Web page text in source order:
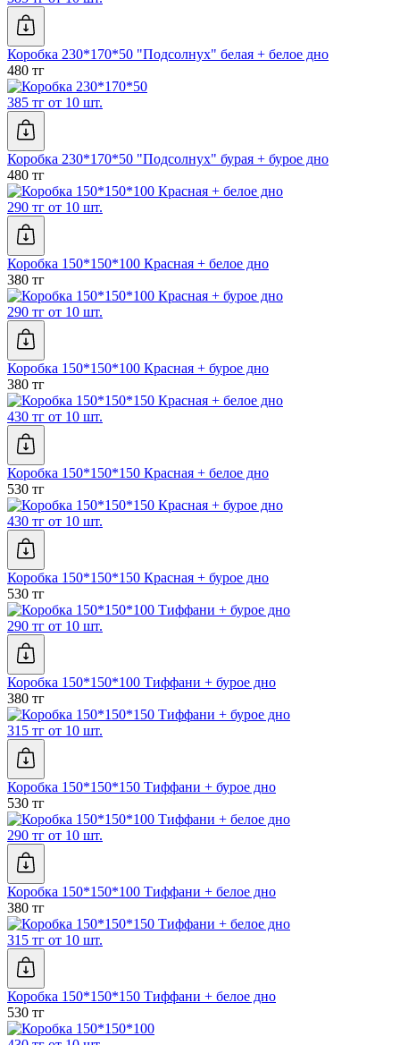
Коробка 230*170*50 "Подсолнух" белая + белое дно
480 тг
385 тг от 10 шт.
Коробка 230*170*50 "Подсолнух" бурая + бурое дно
480 тг
290 тг от 10 шт.
Коробка 150*150*100 Красная + белое дно
380 тг
290 тг от 10 шт.
Коробка 150*150*100 Красная + бурое дно
380 тг
430 тг от 10 шт.
Коробка 150*150*150 Красная + белое дно
530 тг
430 тг от 10 шт.
Коробка 150*150*150 Красная + бурое дно
530 тг
290 тг от 10 шт.
Коробка 150*150*100 Тиффани + бурое дно
380 тг
315 тг от 10 шт.
Коробка 150*150*150 Тиффани + бурое дно
530 тг
290 тг от 10 шт.
Коробка 150*150*100 Тиффани + белое дно
380 тг
315 тг от 10 шт.
Коробка 150*150*150 Тиффани + белое дно
530 тг